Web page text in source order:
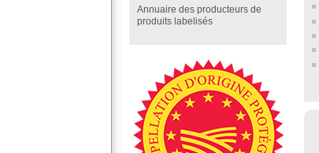
Annuaire des producteurs de
produits labelisés